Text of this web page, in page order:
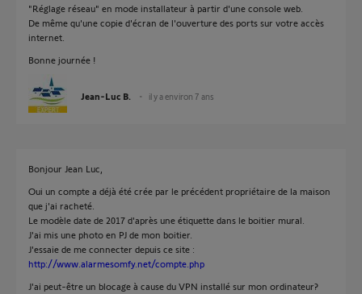
"Réglage réseau" en mode installateur à partir d'une console web.
De même qu'une copie d'écran de l'ouverture des ports sur votre accès
internet.
Bonne journée !
Jean-Luc B. il y a environ 7 ans
Bonjour Jean Luc,
Oui un compte a déjà été crée par le précédent propriétaire de la maison
que j'ai racheté.
Le modèle date de 2017 d'après une étiquette dans le boitier mural.
J'ai mis une photo en PJ de mon boitier.
J'essaie de me connecter depuis ce site :
http://www.alarmesomfy.net/compte.php
J'ai peut-être un blocage à cause du VPN installé sur mon ordinateur?